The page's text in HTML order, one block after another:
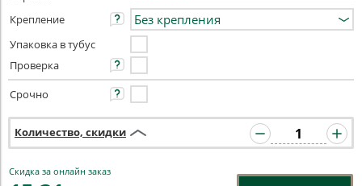
Крепление
Упаковка в тубус
Проверка
Срочно
Количество, скидки
Скидка за онлайн заказ